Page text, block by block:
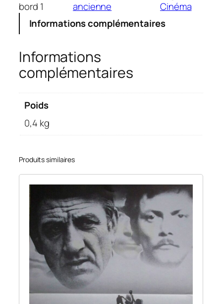
bord 1
ancienne
Cinéma
Informations complémentaires
Informations
complémentaires
Poids
0,4 kg
Produits similaires